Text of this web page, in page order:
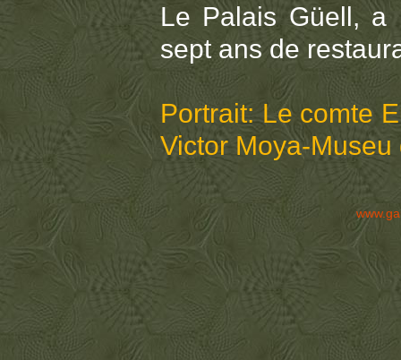
Le Palais Güell, a
sept ans de
Portrait: Le comte
Victor Moya-